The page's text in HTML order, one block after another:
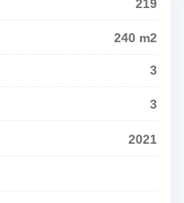
219
240 m2
3
3
2021